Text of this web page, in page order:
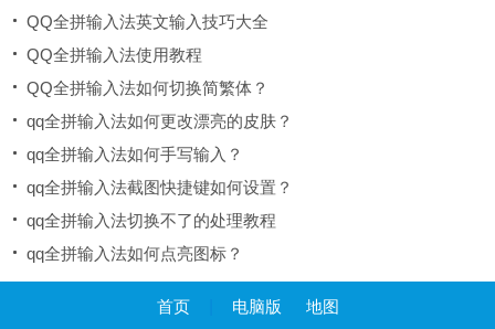
QQ全拼输入法英文输入技巧大全
QQ全拼输入法使用教程
QQ全拼输入法如何切换简繁体？
qq全拼输入法如何更改漂亮的皮肤？
qq全拼输入法如何手写输入？
qq全拼输入法截图快捷键如何设置？
qq全拼输入法切换不了的处理教程
qq全拼输入法如何点亮图标？
首页 电脑版 地图